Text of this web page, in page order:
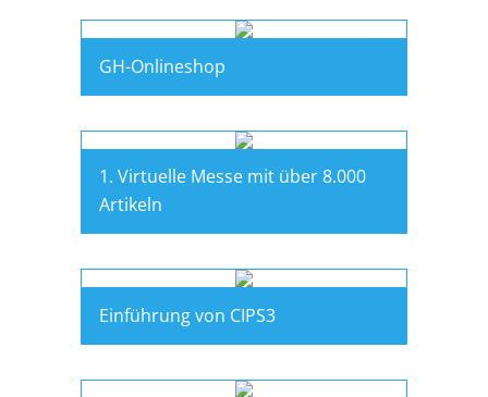
GH-Onlineshop
1. Virtuelle Messe mit über 8.000
Artikeln
Einführung von CIPS3